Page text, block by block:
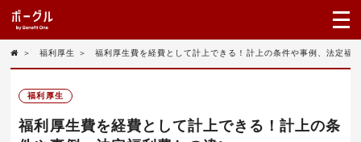
＞ 福利厚生 ＞ 福利厚生費を経費として計上できる！計上の条件や事例、法定福
福利厚生
福利厚生費を経費として計上できる！計上の条